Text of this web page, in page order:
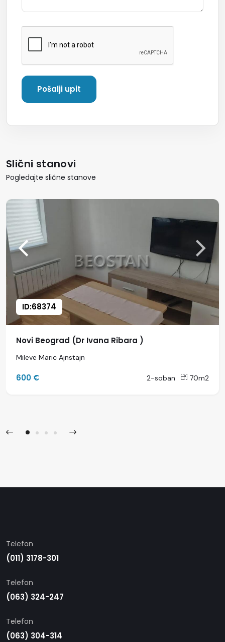
Slični stanovi
Pogledajte slične stanove
ID:68374
Novi Beograd (Dr Ivana Ribara )
Mileve Maric Ajnstajn
600 € 2-soban 70m2
Telefon
(011) 3178-301
Telefon
(063) 324-247
Telefon
(063) 304-314